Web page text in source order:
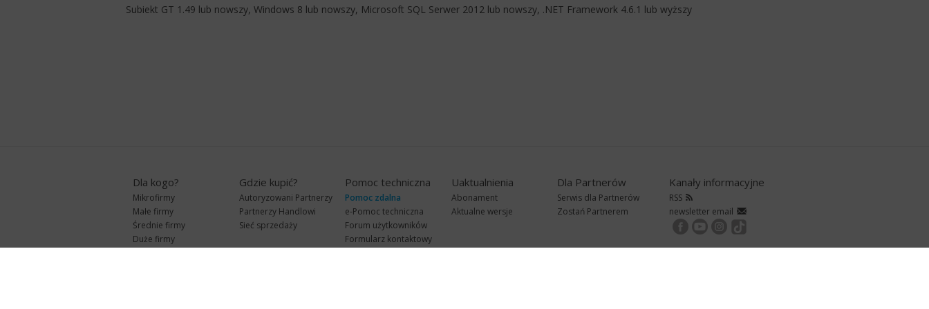
Subiekt GT 1.49 lub nowszy, Windows 8 lub nowszy, Microsoft SQL Serwer 2012 lub nowszy, .NET Framework 4.6.1 lub wyższy
Dla kogo?
Mikrofirmy
Małe firmy
Średnie firmy
Duże firmy
Gdzie kupić?
Autoryzowani Partnerzy
Partnerzy Handlowi
Sieć sprzedaży
Pomoc techniczna
Pomoc zdalna
e-Pomoc techniczna
Forum użytkowników
Formularz kontaktowy
Uaktualnienia
Abonament
Aktualne wersje
Dla Partnerów
Serwis dla Partnerów
Zostań Partnerem
Kanały informacyjne
RSS
newsletter email